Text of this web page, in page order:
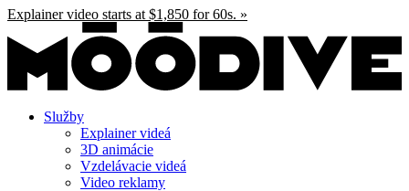
Preskočiť
obsah
Explainer video starts at $1,850 for 60s. »
Služby
Explainer videá
3D animácie
Vzdelávacie videá
Video reklamy